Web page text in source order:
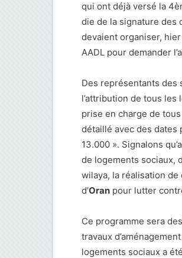
qui ont déjà versé la
die de la signature des
devaient organiser,
AADL pour demander
Des représentants
l’attribution de tous les
prise en charge de
détaillé avec des dates
13.000 ». Signalons
de logements sociaux,
wilaya, la réalisation
d’Oran pour lutter
Ce programme sera
travaux
logements sociaux a